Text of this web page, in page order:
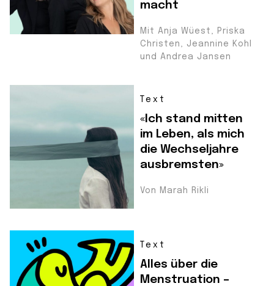
macht
Mit Anja Wüest, Priska
Christen, Jeannine Kohl
und Andrea Jansen
Text
«Ich stand mitten
im Leben, als mich
die Wechseljahre
ausbremsten»
Von Marah Rikli
Text
Alles über die
Menstruation –